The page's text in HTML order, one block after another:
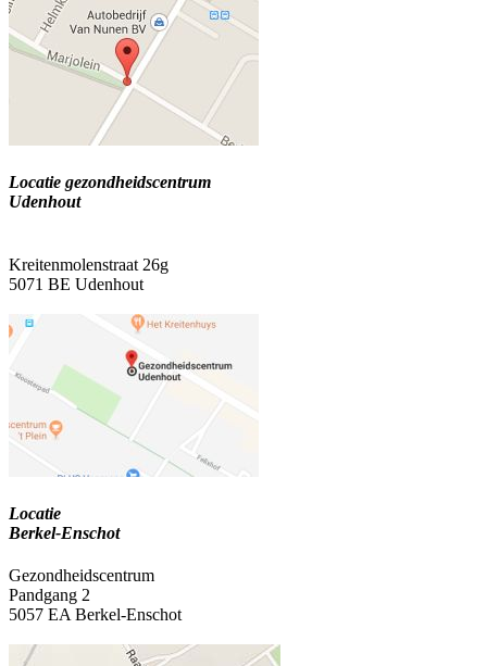
Locatie gezondheidscentrum
Udenhout
Kreitenmolenstraat 26g
5071 BE Udenhout
Locatie
Berkel-Enschot
Gezondheidscentrum
Pandgang 2
5057 EA Berkel-Enschot